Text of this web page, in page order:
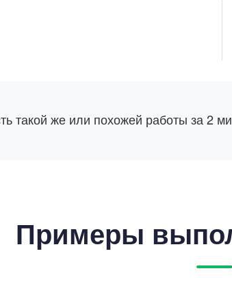
такой же или похожей работы за 2
Примеры